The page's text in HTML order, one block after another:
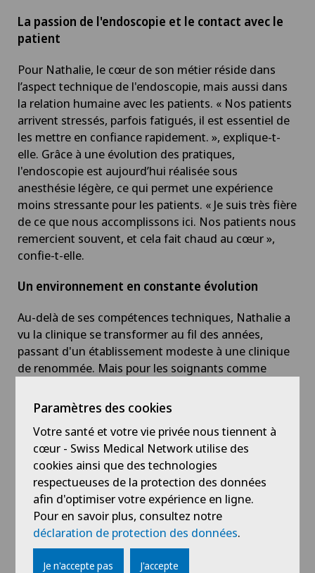
La passion de l'endoscopie et le contact avec le
patient
Pour Nathalie, le cœur de son métier réside dans
l’aspect technique de l'endoscopie, mais aussi dans
la relation humaine avec les patients. « Nos patients
arrivent stressés, parfois fatigués, il est essentiel de
les mettre en confiance rapidement. », explique-t-
elle. Grâce à une évolution des pratiques,
l'endoscopie est aujourd’hui réalisée sous
anesthésie légère, ce qui permet une expérience
moins stressante pour les patients. « Je suis très fière
de ce que nous accomplissons ici. Nos patients nous
remercient souvent, et cela fait chaud au cœur »,
confie-t-elle.
Un environnement en constante évolution
Au-delà de ses compétences techniques, Nathalie a
vu la clinique se transformer au fil des années,
passant d'un établissement modeste à une clinique
de renommée. Mais pour les soignants comme
soins et l’accompagnement des patients. "On nous
le domaine de l'endoscopie, mais nous avons un rôle
essentiel à jouer dans la prise en charge des
patients", explique-t-elle.
Nathalie a su évoluer tout au long de sa carrière, en
se formant régulièrement pour répondre aux
exigences du domaine, mais aussi en s’adaptant à
l’évolution des pratiques médicales.
Paramètres des cookies
Votre santé et votre vie privée nous tiennent à
cœur - Swiss Medical Network utilise des
cookies ainsi que des technologies
respectueuses de la protection des données
afin d'optimiser votre expérience en ligne.
Pour en savoir plus, consultez notre
déclaration de protection des données.
Je n'accepte pas J'accepte